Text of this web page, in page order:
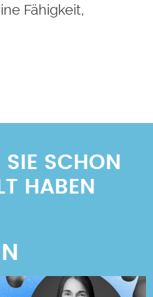
Fähigkeit,
SIE SCHON
HABEN